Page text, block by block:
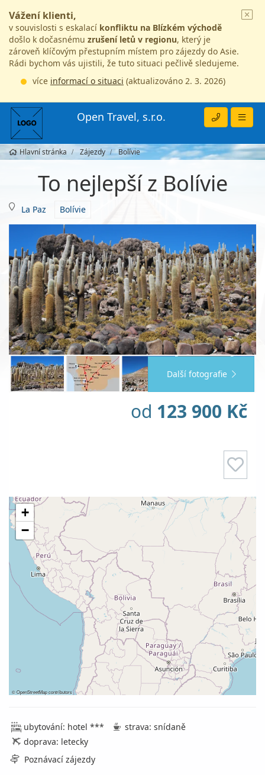
Vážení klienti,
v souvislosti s eskalací konfliktu na Blízkém východě
došlo k dočasnému zrušení letů v regionu, který je
zároveň klíčovým přestupním místem pro zájezdy do Asie.
Rádi bychom vás ujistili, že tuto situaci pečlivě sledujeme.
více informací o situaci (aktualizováno 2. 3. 2026)
Open Travel, s.r.o.
Hlavní stránka Zájezdy Bolívie
To nejlepší z Bolívie
La Paz Bolívie
Další fotografie
od 123 900 Kč
+
−
©OpenStreetMapcontributors
ubytování: hotel ***
strava: snídaně
doprava: letecky
Poznávací zájezdy